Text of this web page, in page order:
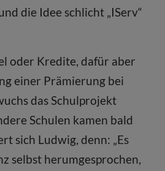
die Idee schlicht „IServ“
oder Kredite, dafür aber
einer Prämierung bei
das Schulprojekt
Schulen kamen bald
sich Ludwig, denn: „Es
selbst herumgesprochen,